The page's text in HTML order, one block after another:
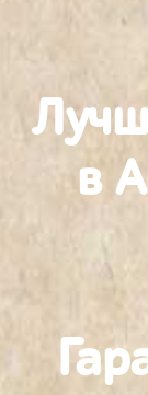
в